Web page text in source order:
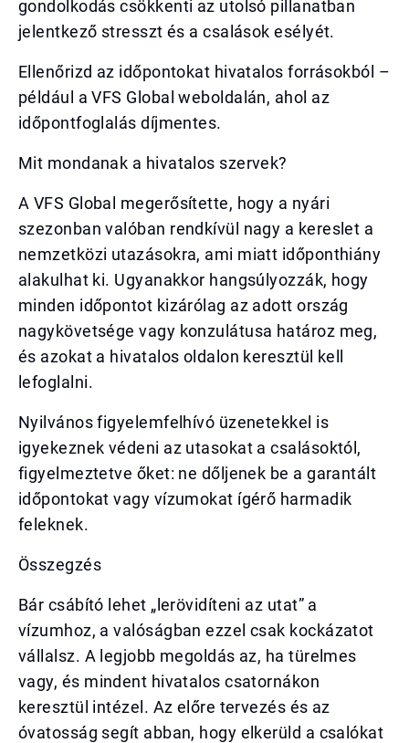
gondolkodás csökkenti az utolsó pillanatban
jelentkező stresszt és a csalások esélyét.
Ellenőrizd az időpontokat hivatalos forrásokból –
például a VFS Global weboldalán, ahol az
időpontfoglalás díjmentes.
Mit mondanak a hivatalos szervek?
A VFS Global megerősítette, hogy a nyári
szezonban valóban rendkívül nagy a kereslet a
nemzetközi utazásokra, ami miatt időponthiány
alakulhat ki. Ugyanakkor hangsúlyozzák, hogy
minden időpontot kizárólag az adott ország
nagykövetsége vagy konzulátusa határoz meg,
és azokat a hivatalos oldalon keresztül kell
lefoglalni.
Nyilvános figyelemfelhívó üzenetekkel is
igyekeznek védeni az utasokat a csalásoktól,
figyelmeztetve őket: ne dőljenek be a garantált
időpontokat vagy vízumokat ígérő harmadik
feleknek.
Összegzés
Bár csábító lehet „lerövidíteni az utat” a
vízumhoz, a valóságban ezzel csak kockázatot
vállalsz. A legjobb megoldás az, ha türelmes
vagy, és mindent hivatalos csatornákon
keresztül intézel. Az előre tervezés és az
óvatosság segít abban, hogy elkerüld a csalókat